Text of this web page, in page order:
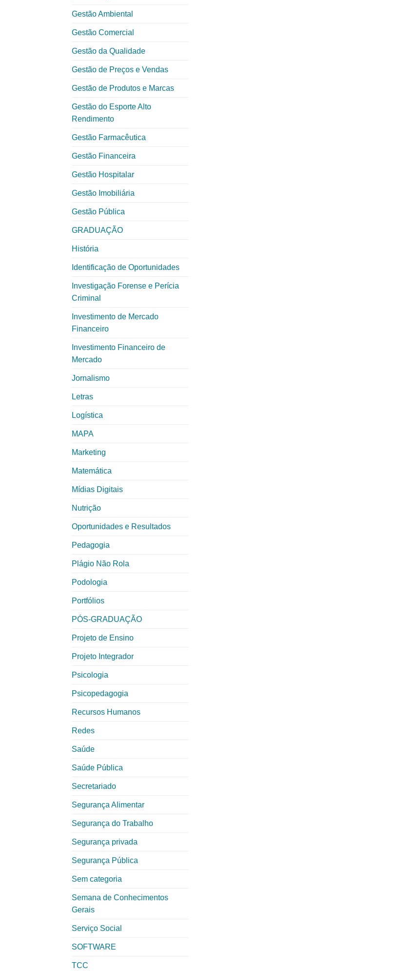
Gestão Ambiental
Gestão Comercial
Gestão da Qualidade
Gestão de Preços e Vendas
Gestão de Produtos e Marcas
Gestão do Esporte Alto
Rendimento
Gestão Farmacêutica
Gestão Financeira
Gestão Hospitalar
Gestão Imobiliária
Gestão Pública
GRADUAÇÃO
História
Identificação de Oportunidades
Investigação Forense e Perícia
Criminal
Investimento de Mercado
Financeiro
Investimento Financeiro de
Mercado
Jornalismo
Letras
Logística
MAPA
Marketing
Matemática
Mídias Digitais
Nutrição
Oportunidades e Resultados
Pedagogia
Plágio Não Rola
Podologia
Portfólios
PÓS-GRADUAÇÃO
Projeto de Ensino
Projeto Integrador
Psicologia
Psicopedagogia
Recursos Humanos
Redes
Saúde
Saúde Pública
Secretariado
Segurança Alimentar
Segurança do Trabalho
Segurança privada
Segurança Pública
Sem categoria
Semana de Conhecimentos
Gerais
Serviço Social
SOFTWARE
TCC